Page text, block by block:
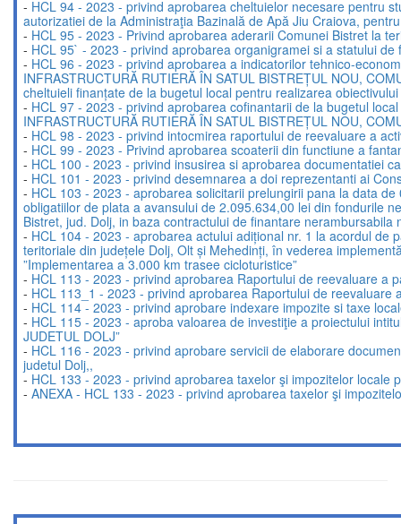
- HCL 94 - 2023 - privind aprobarea cheltuielor necesare pentru
autorizatiei de la Administraţia Bazinală de Apă Jiu Craiova,
- HCL 95 - 2023 - Privind aprobarea aderarii Comunei Bistret la
- HCL 95` - 2023 - privind aprobarea organigramei si a statului
- HCL 96 - 2023 - privind aprobarea a indicatorilor tehnico-
INFRASTRUCTURĂ RUTIERĂ ÎN SATUL BISTREȚUL NOU,
cheltuieli finanțate de la bugetul local pentru realizarea obiectivului
- HCL 97 - 2023 - privind aprobarea cofinantarii de la bugetul
INFRASTRUCTURĂ RUTIERĂ ÎN SATUL BISTREȚUL NOU,
- HCL 98 - 2023 - privind intocmirea raportului de reevaluare a
- HCL 99 - 2023 - Privind aprobarea scoaterii din functiune a
- HCL 100 - 2023 - privind insusirea si aprobarea documentatiei
- HCL 101 - 2023 - privind desemnarea a doi reprezentanti ai
- HCL 103 - 2023 - aprobarea solicitarii prelungirii pana la data
obligatiilor de plata a avansului de 2.095.634,00 lei din fondurile
Bistret, jud. Dolj, in baza contractului de finantare
- HCL 104 - 2023 - aprobarea actului adițional nr. 1 la acordul
teritoriale din județele Dolj, Olt și Mehedinți, în vederea
”Implementarea a 3.000 km trasee cicloturistice”
- HCL 113 - 2023 - privind aprobarea Raportului de reevaluare a
- HCL 113_1 - 2023 - privind aprobarea Raportului de
- HCL 114 - 2023 - privind aprobare indexare impozite si taxe
- HCL 115 - 2023 - aproba valoarea de investiţie a proiectului
JUDETUL DOLJ”
- HCL 116 - 2023 - privind aprobare servicii de elaborare
judetul Dolj,,
- HCL 133 - 2023 - privind aprobarea taxelor şi impozitelor locale
-ANEXA - HCL 133 - 2023 - privind aprobarea taxelor şi